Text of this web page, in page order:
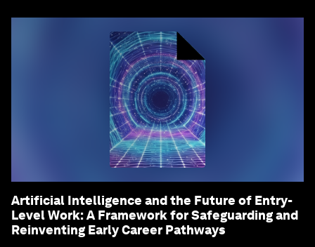
Artificial Intelligence and the Future of Entry-
Level Work: A Framework for Safeguarding and
Reinventing Early Career Pathways